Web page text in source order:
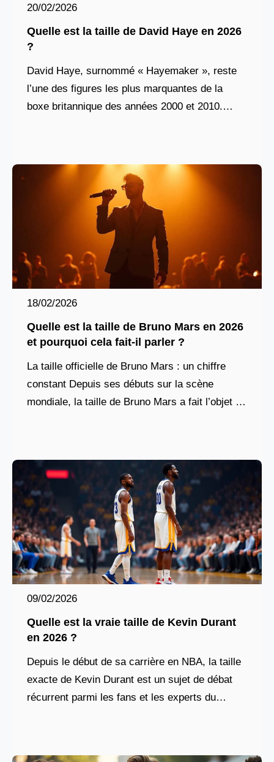
20/02/2026
Quelle est la taille de David Haye en 2026
?
David Haye, surnommé « Hayemaker », reste
l’une des figures les plus marquantes de la
boxe britannique des années 2000 et 2010.
18/02/2026
Quelle est la taille de Bruno Mars en 2026
et pourquoi cela fait-il parler ?
La taille officielle de Bruno Mars : un chiffre
constant Depuis ses débuts sur la scène
mondiale, la taille de Bruno Mars a fait l’objet de
09/02/2026
Quelle est la vraie taille de Kevin Durant
en 2026 ?
Depuis le début de sa carrière en NBA, la taille
exacte de Kevin Durant est un sujet de débat
récurrent parmi les fans et les experts du